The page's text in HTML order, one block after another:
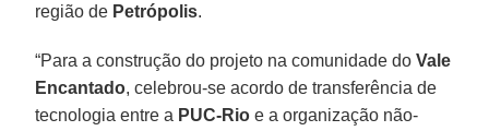
região de Petrópolis.
“Para a construção do projeto na comunidade doVale
Encantado, celebrou-se acordo de transferência de
tecnologia entre a PUC-Rio e a organização não-